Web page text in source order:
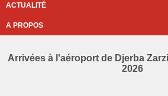
ACTUALITÉ
A PROPOS
Arrivées à l'aéroport de Djerba
2026